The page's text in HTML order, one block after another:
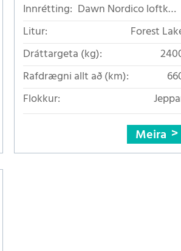
Innrétting: Dawn Nordico loftkælt
Litur:
Forest
Dráttargeta (kg):
Rafdrægni allt að (km):
Flokkur:
Meira